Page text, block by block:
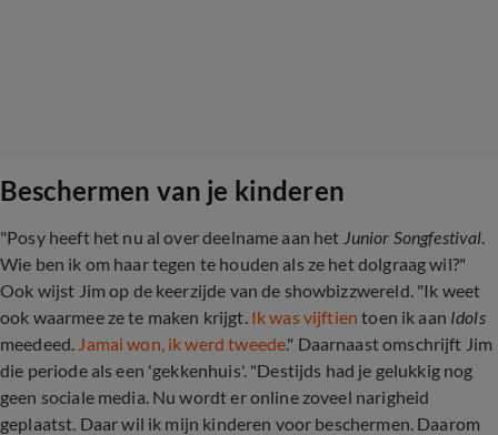
Beschermen van je kinderen
"Posy heeft het nu al over deelname aan het Junior Songfestival.
Wie ben ik om haar tegen te houden als ze het dolgraag wil?"
Ook wijst Jim op de keerzijde van de showbizzwereld. "Ik weet
ook waarmee ze te maken krijgt. Ik was vijftientoen ik aan Idols
meedeed. Jamai won, ik werd tweede." Daarnaast omschrijft Jim
die periode als een 'gekkenhuis'. "Destijds had je gelukkig nog
geen sociale media. Nu wordt er online zoveel narigheid
geplaatst. Daar wil ik mijn kinderen voor beschermen. Daarom